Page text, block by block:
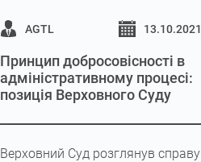
AGTL 13.10.2021
Принцип добросовісності в
адміністративному процесі:
позиція Верховного Суду
Верховний Суд розглянув справу